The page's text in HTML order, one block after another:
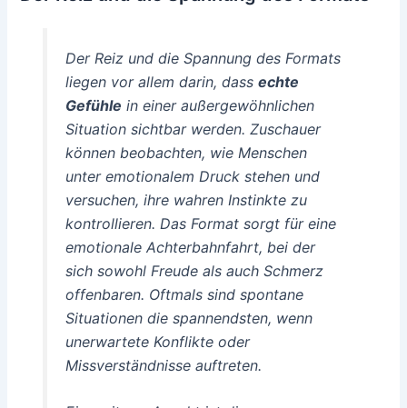
Der Reiz und die Spannung des Formats
liegen vor allem darin, dass echte
Gefühle in einer außergewöhnlichen
Situation sichtbar werden. Zuschauer
können beobachten, wie Menschen
unter emotionalem Druck stehen und
versuchen, ihre wahren Instinkte zu
kontrollieren. Das Format sorgt für eine
emotionale Achterbahnfahrt, bei der
sich sowohl Freude als auch Schmerz
offenbaren. Oftmals sind spontane
Situationen die spannendsten, wenn
unerwartete Konflikte oder
Missverständnisse auftreten.